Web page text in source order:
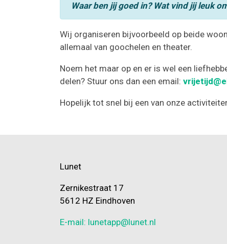
Waar ben jij goed in? Wat vind jij leuk
Wij organiseren bijvoorbeeld op beide
allemaal van goochelen en theater.
Noem het maar op en er is wel een
delen? Stuur ons dan een email:
Hopelijk tot snel bij een van onze
Lunet
Zernikestraat 17
5612 HZ Eindhoven
E-mail: lunetapp@lunet.nl